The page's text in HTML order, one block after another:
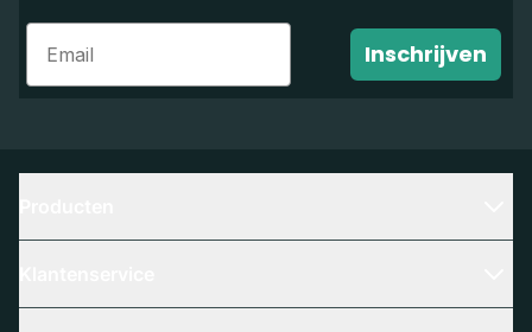
Email
Inschrijven